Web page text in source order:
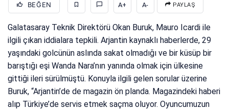
BEĞEN A+ A- PAYLAŞ
Galatasaray Teknik Direktörü Okan Buruk, Mauro Icardi ile
ilgili çıkan iddialara tepkili. Arjantin kaynaklı haberlerde, 29
yaşındaki golcünün aslında sakat olmadığı ve bir küsüp bir
barıştığı eşi Wanda Nara’nın yanında olmak için ülkesine
gittiği ileri sürülmüştü. Konuyla ilgili gelen sorular üzerine
Buruk, “Arjantin’de de magazin ön planda. Magazindeki haberi
alıp Türkiye’de servis etmek saçma oluyor. Oyuncumuzun